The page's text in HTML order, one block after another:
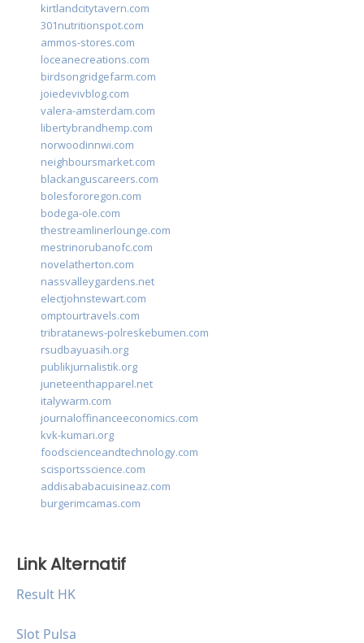
kirtlandcitytavern.com
301nutritionspot.com
ammos-stores.com
loceanecreations.com
birdsongridgefarm.com
joiedevivblog.com
valera-amsterdam.com
libertybrandhemp.com
norwoodinnwi.com
neighboursmarket.com
blackanguscareers.com
bolesfororegon.com
bodega-ole.com
thestreamlinerlounge.com
mestrinorubanofc.com
novelatherton.com
nassvalleygardens.net
electjohnstewart.com
omptourtravels.com
tribratanews-polreskebumen.com
rsudbayuasih.org
publikjurnalistik.org
juneteenthapparel.net
italywarm.com
journaloffinanceeconomics.com
kvk-kumari.org
foodscienceandtechnology.com
scisportsscience.com
addisababacuisineaz.com
burgerimcamas.com
Link Alternatif
Result HK
Slot Pulsa